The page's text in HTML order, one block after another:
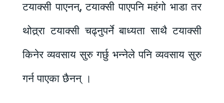
टयाक्सी पाएनन्, टयाक्सी पाएपनि महंगो भाडा तर
थोत्र्रा टयाक्सी चढ्नुपर्ने बाध्यता साथै टयाक्सी
किनेर व्यवसाय सुरु गर्छु भन्नेले पनि व्यवसाय सुरु
गर्न पाएका छैनन् ।